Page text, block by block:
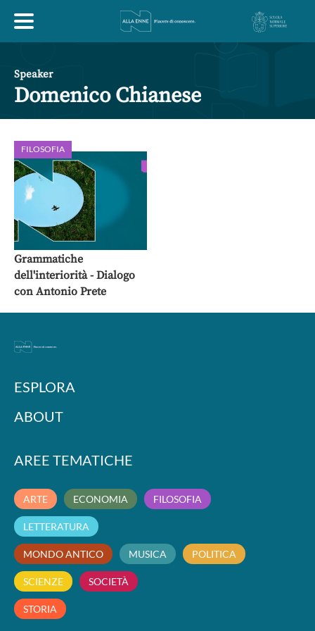
ESPLORA
ABOUT
ARTE
LETTERATURA MONDO ANTICO
POLITICA SCIENZE
Speaker
Domenico Chianese
FILOSOFIA
Grammatiche
dell'interiorità - Dialogo
con Antonio Prete
ESPLORA
ABOUT
AREE TEMATICHE
ARTE ECONOMIA FILOSOFIA
LETTERATURA
MONDO ANTICO MUSICA POLITICA
SCIENZE SOCIETÀ
STORIA